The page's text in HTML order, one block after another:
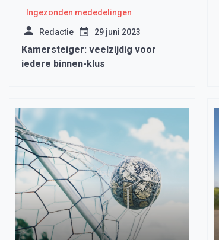
Ingezonden mededelingen
Redactie 29 juni 2023
Kamersteiger: veelzijdig voor
iedere binnen-klus